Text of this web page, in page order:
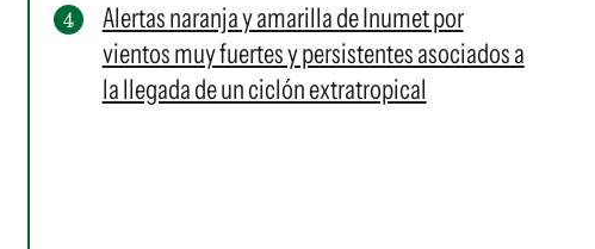
Alertas naranja y amarilla de Inumet por
vientos muy fuertes y persistentes asociados a
la llegada de un ciclón extratropical